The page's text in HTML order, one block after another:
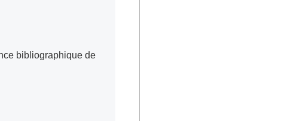
bibliographique de